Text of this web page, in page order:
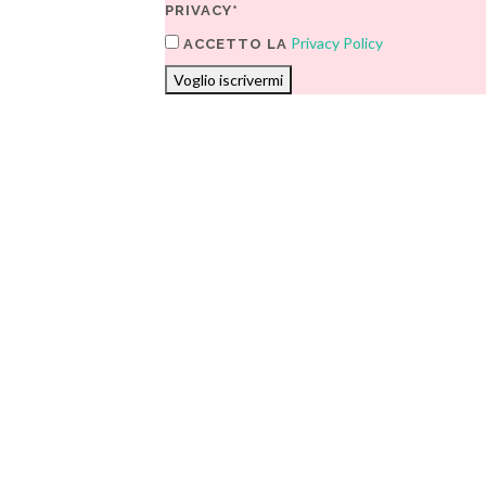
PRIVACY*
ACCETTO LA Privacy Policy
Voglio iscrivermi